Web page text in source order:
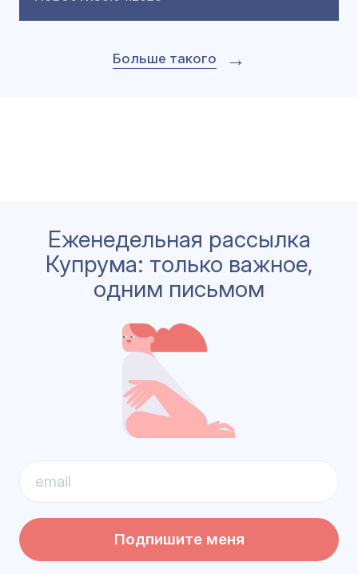
Больше такого →
Еженедельная рассылка
Купрума: только важное,
одним письмом
Подпишите меня